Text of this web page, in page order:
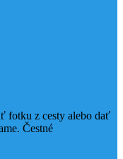
fotku z cesty alebo dať
Čestné